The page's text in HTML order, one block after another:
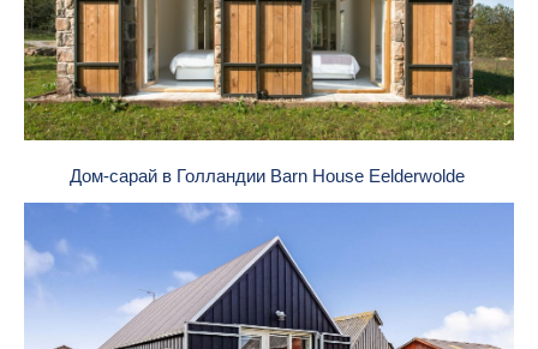
Дом-сарай в Голландии Barn House Eelderwolde